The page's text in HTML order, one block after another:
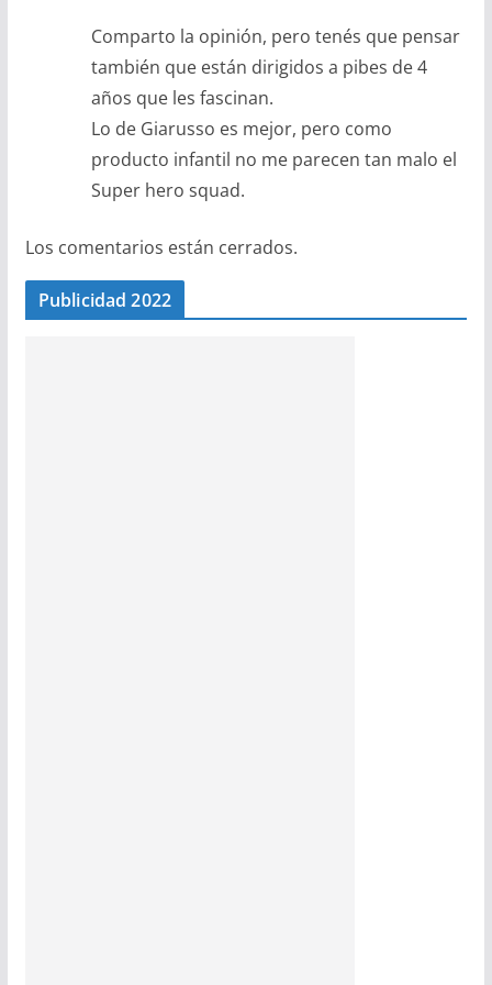
Comparto la opinión, pero tenés que pensar
también que están dirigidos a pibes de 4
años que les fascinan.
Lo de Giarusso es mejor, pero como
producto infantil no me parecen tan malo el
Super hero squad.
Los comentarios están cerrados.
Publicidad 2022